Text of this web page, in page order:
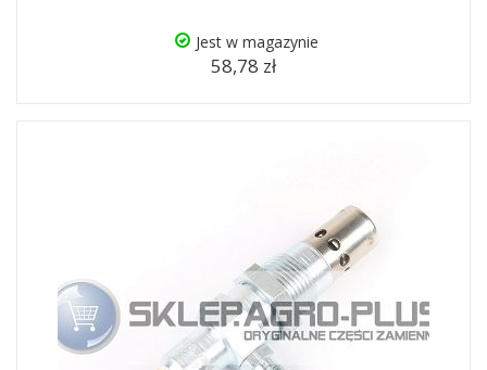
Jest w magazynie
58,78 zł